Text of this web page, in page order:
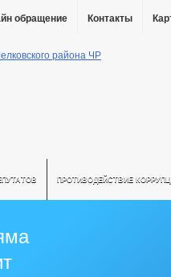
обращение Контакты
ПРОТИВОДЕЙСТВИЕ